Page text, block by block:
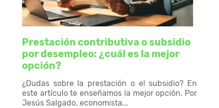
Prestación contributiva o subsidio
por desempleo: ¿cuál es la mejor
opción?
¿Dudas sobre la prestación o el subsidio? En
este artículo te enseñamos la mejor opción. Por
Jesús Salgado, economista...